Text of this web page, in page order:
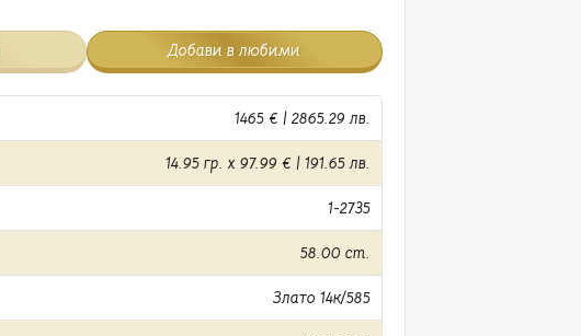
Добави в любими
1465 € | 2865.29 лв.
14.95 гр. x 97.99 € | 191.65 лв.
1-2735
58.00 cm.
Злато 14к/585